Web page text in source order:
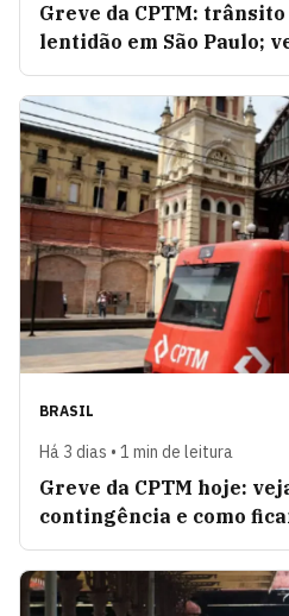
Greve da CPTM:
lentidão em São Paulo;
BRASIL
Há 3 dias • 1 min de leitura
Greve da CPTM hoje:
contingência e como